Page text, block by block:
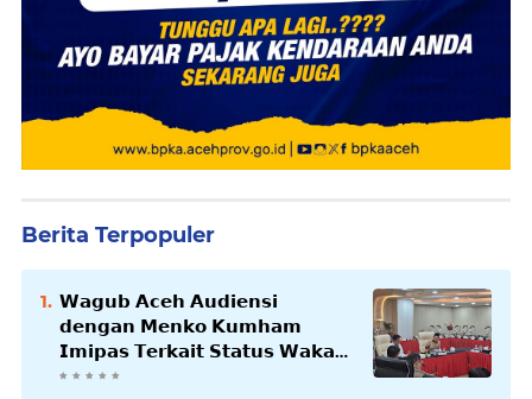
Berita Terpopuler
𝗪𝗮𝗴𝘂𝗯 𝗔𝗰𝗲𝗵 𝗔𝘂𝗱𝗶𝗲𝗻𝘀𝗶
𝗱𝗲𝗻𝗴𝗮𝗻 𝗠𝗲𝗻𝗸𝗼 𝗞𝘂𝗺𝗵𝗮𝗺
𝗜𝗺𝗶𝗽𝗮𝘀 𝗧𝗲𝗿𝗸𝗮𝗶𝘁 𝗦𝘁𝗮𝘁𝘂𝘀 𝗪𝗮𝗸𝗮𝗳
𝗕𝗹𝗮𝗻𝗴𝗽𝗮𝗱𝗮𝗻𝗴